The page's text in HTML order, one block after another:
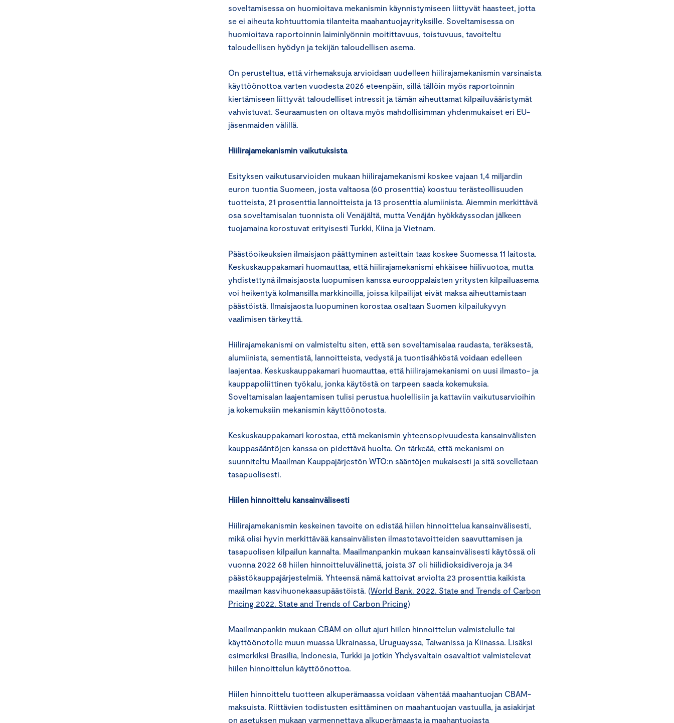
soveltamisessa on huomioitava mekanismin käynnistymiseen liittyvät haasteet, jotta
se ei aiheuta kohtuuttomia tilanteita maahantuojayrityksille. Soveltamisessa on
huomioitava raportoinnin laiminlyönnin moitittavuus, toistuvuus, tavoiteltu
taloudellisen hyödyn ja tekijän taloudellisen asema.
On perusteltua, että virhemaksuja arvioidaan uudelleen hiilirajamekanismin varsinaista
käyttöönottoa varten vuodesta 2026 eteenpäin, sillä tällöin myös raportoinnin
kiertämiseen liittyvät taloudelliset intressit ja tämän aiheuttamat kilpailuvääristymät
vahvistuvat. Seuraamusten on oltava myös mahdollisimman yhdenmukaiset eri EU-
jäsenmaiden välillä.
Hiilirajamekanismin vaikutuksista
Esityksen vaikutusarvioiden mukaan hiilirajamekanismi koskee vajaan 1,4 miljardin
euron tuontia Suomeen, josta valtaosa (60 prosenttia) koostuu terästeollisuuden
tuotteista, 21 prosenttia lannoitteista ja 13 prosenttia alumiinista. Aiemmin merkittävä
osa soveltamisalan tuonnista oli Venäjältä, mutta Venäjän hyökkäyssodan jälkeen
tuojamaina korostuvat erityisesti Turkki, Kiina ja Vietnam.
Päästöoikeuksien ilmaisjaon päättyminen asteittain taas koskee Suomessa 11 laitosta.
Keskuskauppakamari huomauttaa, että hiilirajamekanismi ehkäisee hiilivuotoa, mutta
yhdistettynä ilmaisjaosta luopumisen kanssa eurooppalaisten yritysten kilpailuasema
voi heikentyä kolmansilla markkinoilla, joissa kilpailijat eivät maksa aiheuttamistaan
päästöistä. Ilmaisjaosta luopuminen korostaa osaltaan Suomen kilpailukyvyn
vaalimisen tärkeyttä.
Hiilirajamekanismi on valmisteltu siten, että sen soveltamisalaa raudasta, teräksestä,
alumiinista, sementistä, lannoitteista, vedystä ja tuontisähköstä voidaan edelleen
laajentaa. Keskuskauppakamari huomauttaa, että hiilirajamekanismi on uusi ilmasto- ja
kauppapoliittinen työkalu, jonka käytöstä on tarpeen saada kokemuksia.
Soveltamisalan laajentamisen tulisi perustua huolellisiin ja kattaviin vaikutusarvioihin
ja kokemuksiin mekanismin käyttöönotosta.
Keskuskauppakamari korostaa, että mekanismin yhteensopivuudesta kansainvälisten
kauppasääntöjen kanssa on pidettävä huolta. On tärkeää, että mekanismi on
suunniteltu Maailman Kauppajärjestön WTO:n sääntöjen mukaisesti ja sitä sovelletaan
tasapuolisesti.
Hiilen hinnoittelu kansainvälisesti
Hiilirajamekanismin keskeinen tavoite on edistää hiilen hinnoittelua kansainvälisesti,
mikä olisi hyvin merkittävää kansainvälisten ilmastotavoitteiden saavuttamisen ja
tasapuolisen kilpailun kannalta. Maailmanpankin mukaan kansainvälisesti käytössä oli
vuonna 2022 68 hiilen hinnoitteluvälinettä, joista 37 oli hiilidioksidiveroja ja 34
päästökauppajärjestelmiä. Yhteensä nämä kattoivat arviolta 23 prosenttia kaikista
maailman kasvihuonekaasupäästöistä. (World Bank. 2022. State and Trends of Carbon
Pricing 2022. State and Trends of Carbon Pricing)
Maailmanpankin mukaan CBAM on ollut ajuri hiilen hinnoittelun valmistelulle tai
käyttöönotolle muun muassa Ukrainassa, Uruguayssa, Taiwanissa ja Kiinassa. Lisäksi
esimerkiksi Brasilia, Indonesia, Turkki ja jotkin Yhdysvaltain osavaltiot valmistelevat
hiilen hinnoittelun käyttöönottoa.
Hiilen hinnoittelu tuotteen alkuperämaassa voidaan vähentää maahantuojan CBAM-
maksuista. Riittävien todistusten esittäminen on maahantuojan vastuulla, ja asiakirjat
on asetuksen mukaan varmennettava alkuperämaasta ja maahantuojasta